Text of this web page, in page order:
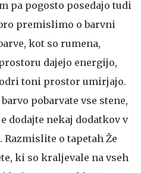
pa pogosto posedajo tudi
premislimo o barvni
kot so rumena,
dajejo energijo,
toni prostor umirjajo.
pobarvate vse stene,
dodajte nekaj dodatkov v
Razmislite o tapetah Že
ki so kraljevale na vseh